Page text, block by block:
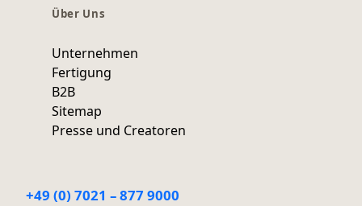
Über Uns
Unternehmen
Fertigung
B2B
Sitemap
Presse und Creatoren
+49 (0) 7021 – 877 9000